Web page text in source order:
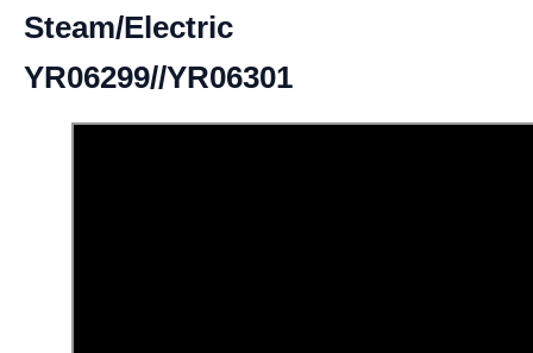
Steam/Electric
YR06299//YR06301